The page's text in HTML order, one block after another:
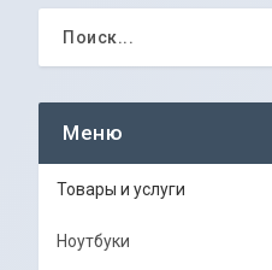
Товары и услуги
Ноутбуки